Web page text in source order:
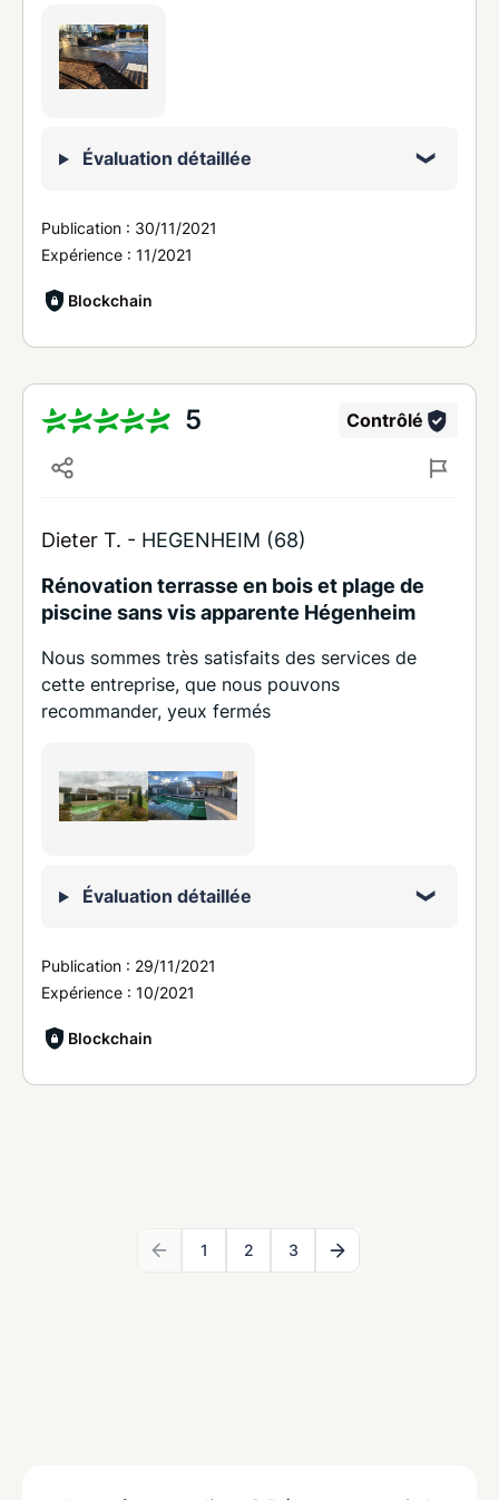
Évaluation détaillée
Publication : 30/11/2021
Expérience : 11/2021
Blockchain
5 Contrôlé
Dieter T. - HEGENHEIM (68)
Rénovation terrasse en bois et plage de
piscine sans vis apparente Hégenheim
Nous sommes très satisfaits des services de
cette entreprise, que nous pouvons
recommander, yeux fermés
Évaluation détaillée
Publication : 29/11/2021
Expérience : 10/2021
Blockchain
1 2 3